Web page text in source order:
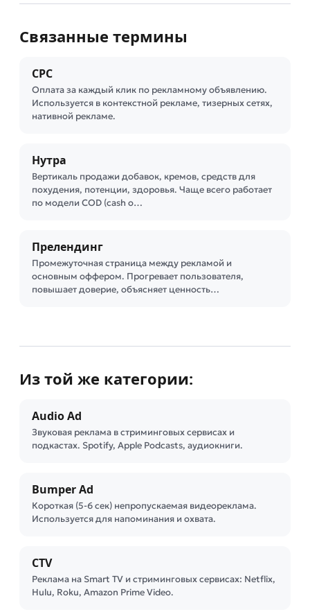
Связанные термины
CPC
Оплата за каждый клик по рекламному объявлению.
Используется в контекстной рекламе, тизерных сетях,
нативной рекламе.
Нутра
Вертикаль продажи добавок, кремов, средств для
похудения, потенции, здоровья. Чаще всего работает
по модели COD (cash o…
Прелендинг
Промежуточная страница между рекламой и
основным оффером. Прогревает пользователя,
повышает доверие, объясняет ценность…
Из той же категории:
Audio Ad
Звуковая реклама в стриминговых сервисах и
подкастах. Spotify, Apple Podcasts, аудиокниги.
Bumper Ad
Короткая (5-6 сек) непропускаемая видеореклама.
Используется для напоминания и охвата.
CTV
Реклама на Smart TV и стриминговых сервисах: Netflix,
Hulu, Roku, Amazon Prime Video.